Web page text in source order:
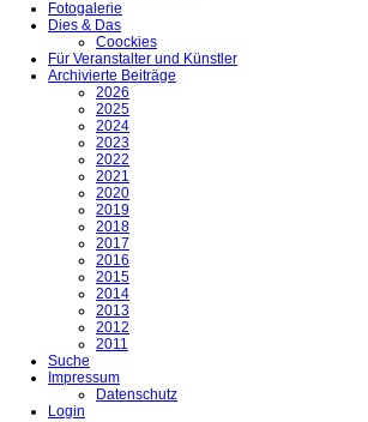
Fotogalerie
Dies & Das
Coockies
Für Veranstalter und Künstler
Archivierte Beiträge
2026
2025
2024
2023
2022
2021
2020
2019
2018
2017
2016
2015
2014
2013
2012
2011
Suche
Impressum
Datenschutz
Login